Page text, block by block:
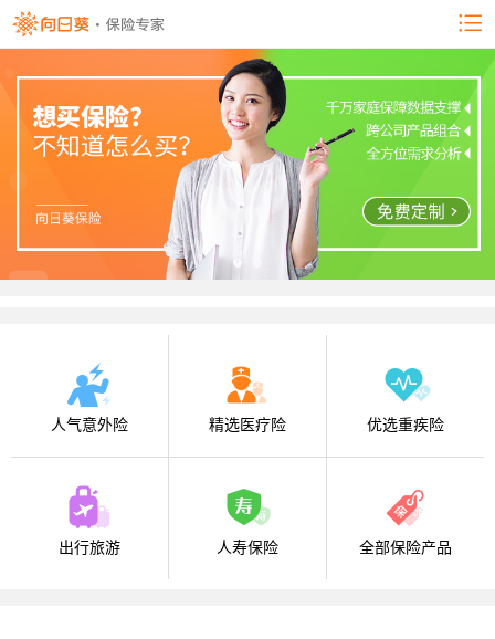
人气意外险 精选医疗险 优选重疾险
出行旅游 人寿保险 全部保险产品